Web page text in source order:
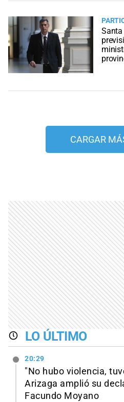
Santa
CARGAR
LO ÚLTIMO
20:29
"No hubo violencia,
Arizaga amplió su
Facundo Moyano